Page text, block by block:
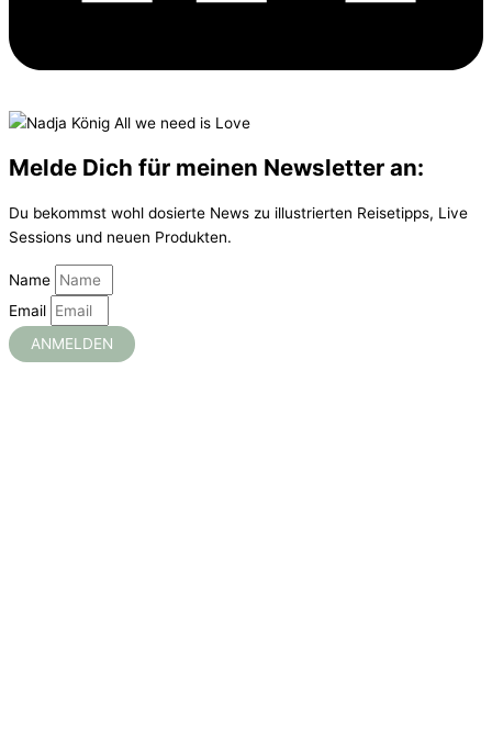
Melde Dich für meinen Newsletter an:
Du bekommst wohl dosierte News zu illustrierten Reisetipps, Live
Sessions und neuen Produkten.
Name
Email
ANMELDEN